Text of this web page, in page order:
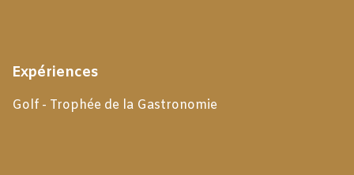
Expériences
Golf - Trophée de la Gastronomie